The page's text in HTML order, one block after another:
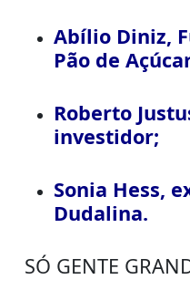
Abílio Diniz,
Pão de
Roberto
investidor;
Sonia Hess,
Dudalina.
SÓ GENTE